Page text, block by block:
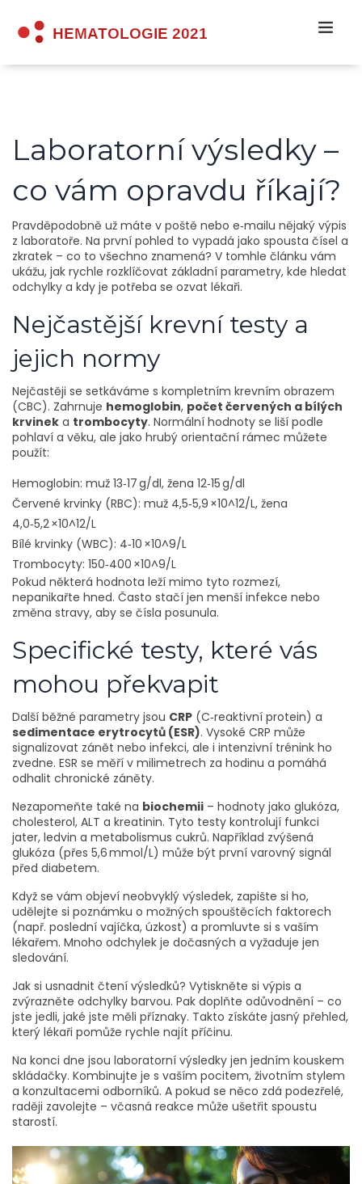
Laboratorní výsledky –
co vám opravdu říkají?
Pravděpodobně už máte v poště nebo e‑mailu nějaký výpis
z laboratoře. Na první pohled to vypadá jako spousta čísel a
zkratek – co to všechno znamená? V tomhle článku vám
ukážu, jak rychle rozklíčovat základní parametry, kde hledat
odchylky a kdy je potřeba se ozvat lékaři.
Nejčastější krevní testy a
jejich normy
Nejčastěji se setkáváme s kompletním krevním obrazem
(CBC). Zahrnuje hemoglobin, počet červených a bílých
krvinek a trombocyty. Normální hodnoty se liší podle
pohlaví a věku, ale jako hrubý orientační rámec můžete
použít:
Hemoglobin: muž 13‑17 g/dl, žena 12‑15 g/dl
Červené krvinky (RBC): muž 4,5‑5,9 ×10^12/L, žena
4,0‑5,2 ×10^12/L
Bílé krvinky (WBC): 4‑10 ×10^9/L
Trombocyty: 150‑400 ×10^9/L
Pokud některá hodnota leží mimo tyto rozmezí,
nepanikařte hned. Často stačí jen menší infekce nebo
změna stravy, aby se čísla posunula.
Specifické testy, které vás
mohou překvapit
Další běžné parametry jsou CRP (C‑reaktivní protein) a
sedimentace erytrocytů (ESR). Vysoké CRP může
signalizovat zánět nebo infekci, ale i intenzivní trénink ho
zvedne. ESR se měří v milimetrech za hodinu a pomáhá
odhalit chronické záněty.
Nezapomeňte také na biochemii – hodnoty jako glukóza,
cholesterol, ALT a kreatinin. Tyto testy kontrolují funkci
jater, ledvin a metabolismus cukrů. Například zvýšená
glukóza (přes 5,6 mmol/L) může být první varovný signál
před diabetem.
Když se vám objeví neobvyklý výsledek, zapište si ho,
udělejte si poznámku o možných spouštěcích faktorech
(např. poslední vajíčka, úzkost) a promluvte si s vaším
lékařem. Mnoho odchylek je dočasných a vyžaduje jen
sledování.
Jak si usnadnit čtení výsledků? Vytiskněte si výpis a
zvýrazněte odchylky barvou. Pak doplňte odůvodnění – co
jste jedli, jaké jste měli příznaky. Takto získáte jasný přehled,
který lékaři pomůže rychle najít příčinu.
Na konci dne jsou laboratorní výsledky jen jedním kouskem
skládačky. Kombinujte je s vaším pocitem, životním stylem
a konzultacemi odborníků. A pokud se něco zdá podezřelé,
raději zavolejte – včasná reakce může ušetřit spoustu
starostí.